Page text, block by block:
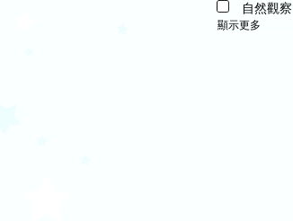
自然觀察
顯示更多